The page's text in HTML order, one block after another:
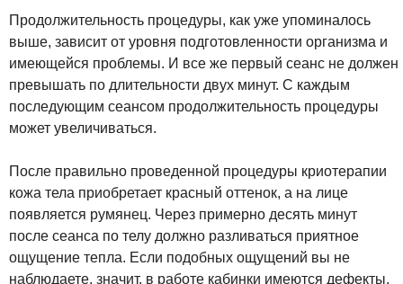
Продолжительность процедуры, как уже упоминалось
выше, зависит от уровня подготовленности организма и
имеющейся проблемы. И все же первый сеанс не должен
превышать по длительности двух минут. С каждым
последующим сеансом продолжительность процедуры
может увеличиваться.
После правильно проведенной процедуры криотерапии
кожа тела приобретает красный оттенок, а на лице
появляется румянец. Через примерно десять минут
после сеанса по телу должно разливаться приятное
ощущение тепла. Если подобных ощущений вы не
наблюдаете, значит, в работе кабинки имеются дефекты,